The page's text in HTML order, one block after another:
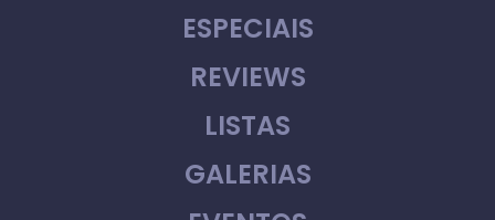
ESPECIAIS
REVIEWS
LISTAS
GALERIAS